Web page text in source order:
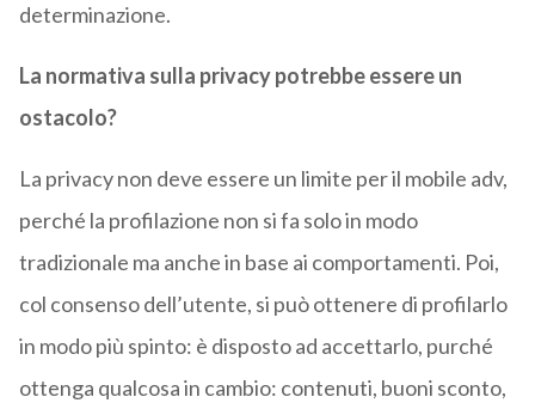
determinazione.
La normativa sulla privacy potrebbe essere un
ostacolo?
La privacy non deve essere un limite per il mobile adv,
perché la profilazione non si fa solo in modo
tradizionale ma anche in base ai comportamenti. Poi,
col consenso dell’utente, si può ottenere di profilarlo
in modo più spinto: è disposto ad accettarlo, purché
ottenga qualcosa in cambio: contenuti, buoni sconto,